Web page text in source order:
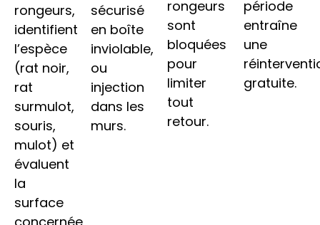
rongeurs,
identifient
l’espèce
(rat noir,
rat
surmulot,
souris,
mulot) et
évaluent
la
surface
sécurisé
en boîte
inviolable,
ou
injection
dans les
murs.
rongeurs
sont
bloquées
pour
limiter
tout
retour.
période
entraîne
une
gratuite.